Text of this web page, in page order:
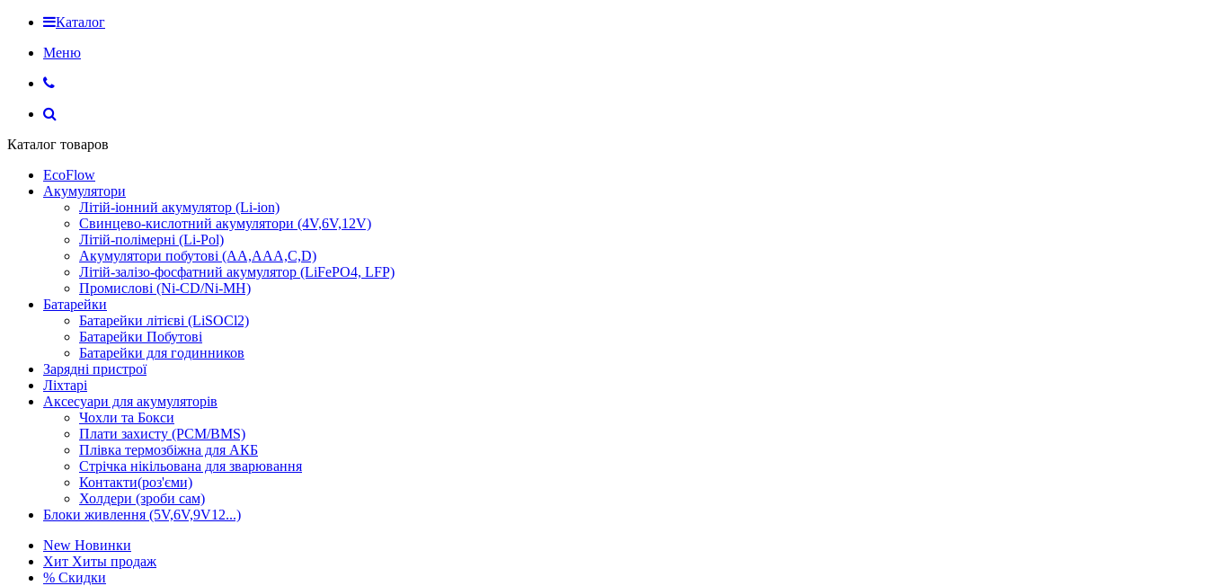
Каталог
Меню
Каталог товаров
EcoFlow
Акумулятори
Літій-іонний акумулятор (Li-ion)
Свинцево-кислотний акумулятори (4V,6V,12V)
Літій-полімерні (Li-Pol)
Акумулятори побутові (AA,AAA,C,D)
Літій-залізо-фосфатний акумулятор (LiFePO4, LFP)
Промислові (Ni-CD/Ni-MH)
Батарейки
Батарейки літієві (LiSOCl2)
Батарейки Побутові
Батарейки для годинников
Зарядні пристрої
Ліхтарі
Аксесуари для акумуляторів
Чохли та Бокси
Плати захисту (PCM/BMS)
Плівка термозбіжна для АКБ
Стрічка нікільована для зварювання
Контакти(роз'єми)
Холдери (зроби сам)
Блоки живлення (5V,6V,9V12...)
New Новинки
Хит Хиты продаж
% Скидки